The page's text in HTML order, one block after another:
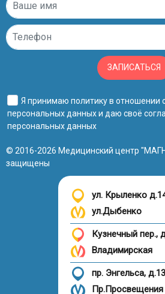
ЗАПИСАТЬСЯ
Я принимаю политику в отношении
персональных данныхи даю своё
персональных данных
© 2016-2026 Медицинский центр
защищены
ул. Крыленко
ул.Дыбенко
Кузнечный пер.,
Владимирская
пр. Энгельса,
Пр.Просвещения